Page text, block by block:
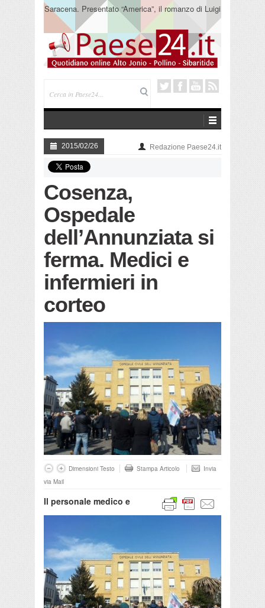
Saracena. Presentato “America”, il romanzo di Luigi
Pandolfi che racconta l’emigrazione
2015/02/26 Redazione Paese24.it
Cosenza,
Ospedale
dell’Annunziata si
ferma. Medici e
infermieri in
corteo
Dimensioni Testo Stampa Articolo
Invia
via Mail
Il personale medico e